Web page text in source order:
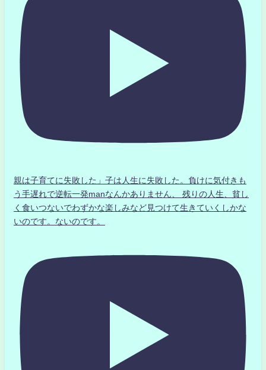
親は子育てに失敗した」子は人生に失敗した。負けに気付きも
う手遅れで逆転一発manなんかありません、 残りの人生、貧し
く食いつないでわずかな楽しみなど見つけて生きていくしかな
いのです。ないのです。